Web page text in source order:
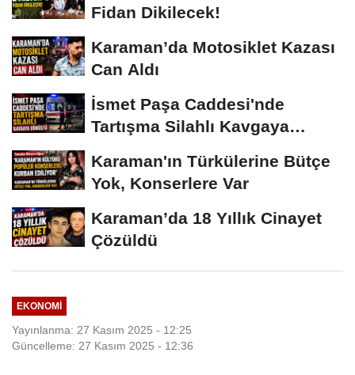
Fidan Dikilecek!
Karaman’da Motosiklet Kazası
Can Aldı
İsmet Paşa Caddesi'nde
Tartışma Silahlı Kavgaya
Karaman'ın Türkülerine Bütçe
Yok, Konserlere Var
Karaman’da 18 Yıllık Cinayet
Çözüldü
EKONOMI
Yayınlanma: 27 Kasım 2025 - 12:25
Güncelleme: 27 Kasım 2025 - 12:36